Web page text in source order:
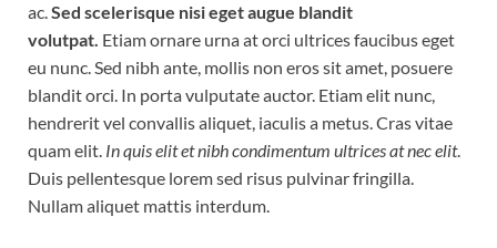
ac.Sed scelerisque nisi eget augue blandit
volutpat. Etiam ornare urna at orci ultrices faucibus eget
eu nunc. Sed nibh ante, mollis non eros sit amet, posuere
blandit orci. In porta vulputate auctor. Etiam elit nunc,
hendrerit vel convallis aliquet, iaculis a metus. Cras vitae
quam elit. In quis elit et nibh condimentum ultrices at nec elit.
Duis pellentesque lorem sed risus pulvinar fringilla.
Nullam aliquet mattis interdum.